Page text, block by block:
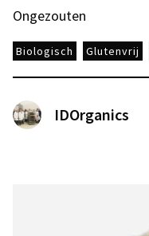
Ongezouten
Biologisch Glutenvrij
IDOrganics